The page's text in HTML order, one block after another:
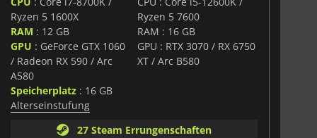
Ryzen 5 1600X
RAM : 12 GB
GPU : GeForce GTX 1060
/ Radeon RX 590 / Arc
A580
Speicherplatz: 16 GB
Ryzen 5 7600
RAM : 16 GB
GPU : RTX 3070 / RX 6750
XT / Arc B580
Alterseinstufung
27 Steam Errungenschaften